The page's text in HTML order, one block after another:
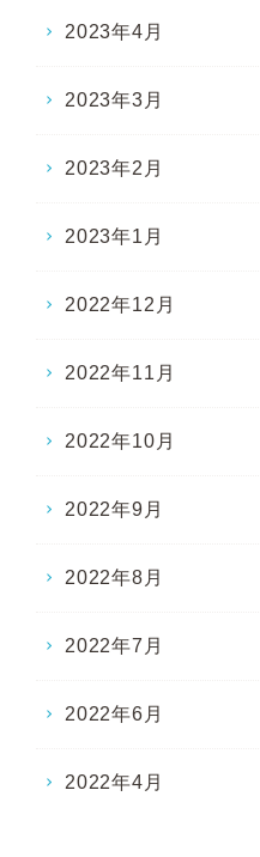
2023年4月
2023年3月
2023年2月
2023年1月
2022年12月
2022年11月
2022年10月
2022年9月
2022年8月
2022年7月
2022年6月
2022年4月